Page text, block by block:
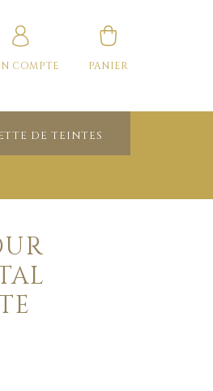
COMPTE PANIER
DE TEINTES